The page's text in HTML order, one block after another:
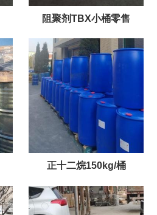
阻聚剂TBX小桶零售
正十二烷150kg/桶